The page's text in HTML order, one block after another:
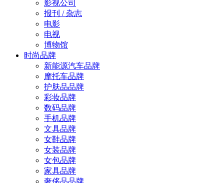
影视公司
报刊 / 杂志
电影
电视
博物馆
时尚品牌
新能源汽车品牌
摩托车品牌
护肤品品牌
彩妆品牌
数码品牌
手机品牌
文具品牌
女鞋品牌
女装品牌
女包品牌
家具品牌
奢侈品品牌